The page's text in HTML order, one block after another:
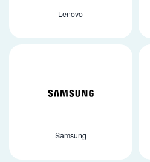
Lenovo
Samsung